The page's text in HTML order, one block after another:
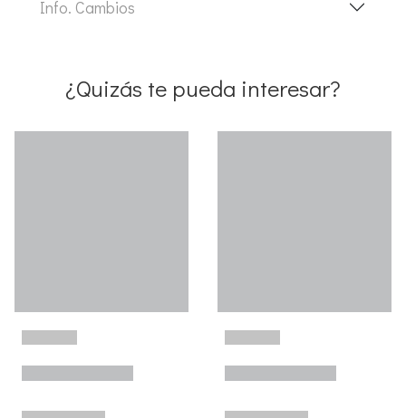
Info. Cambios
¿Quizás te pueda interesar?